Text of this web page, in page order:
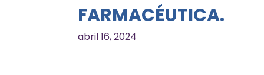
FARMACÉUTICA.
abril 16, 2024